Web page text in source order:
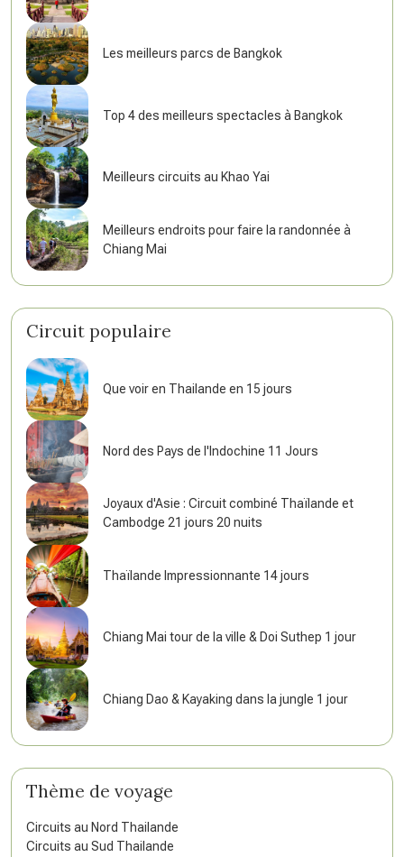
Les meilleurs parcs de Bangkok
Top 4 des meilleurs spectacles à Bangkok
Meilleurs circuits au Khao Yai
Meilleurs endroits pour faire la randonnée à
Chiang Mai
Circuit populaire
Que voir en Thailande en 15 jours
Nord des Pays de l'Indochine 11 Jours
Joyaux d'Asie : Circuit combiné Thaïlande et
Cambodge 21 jours 20 nuits
Thaïlande Impressionnante 14 jours
Chiang Mai tour de la ville & Doi Suthep 1 jour
Chiang Dao & Kayaking dans la jungle 1 jour
Thème de voyage
Circuits au Nord Thailande
Circuits au Sud Thailande